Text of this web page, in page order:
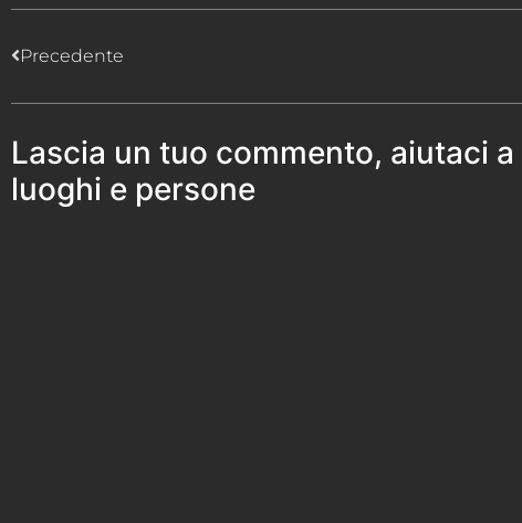
Precedente
Lascia un tuo commento, aiutaci
luoghi e persone